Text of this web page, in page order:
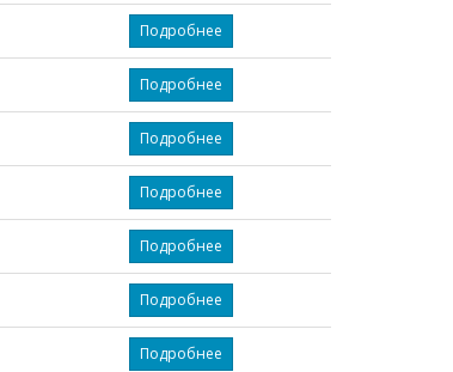
Подробнее
Подробнее
Подробнее
Подробнее
Подробнее
Подробнее
Подробнее